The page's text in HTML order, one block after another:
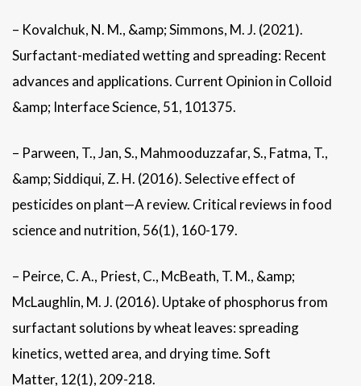
– Kovalchuk, N. M., &amp; Simmons, M. J. (2021).
Surfactant-mediated wetting and spreading: Recent
advances and applications. Current Opinion in Colloid
&amp; Interface Science, 51, 101375.
– Parween, T., Jan, S., Mahmooduzzafar, S., Fatma, T.,
&amp; Siddiqui, Z. H. (2016). Selective effect of
pesticides on plant—A review. Critical reviews in food
science and nutrition, 56(1), 160-179.
– Peirce, C. A., Priest, C., McBeath, T. M., &amp;
McLaughlin, M. J. (2016). Uptake of phosphorus from
surfactant solutions by wheat leaves: spreading
kinetics, wetted area, and drying time. Soft
Matter, 12(1), 209-218.